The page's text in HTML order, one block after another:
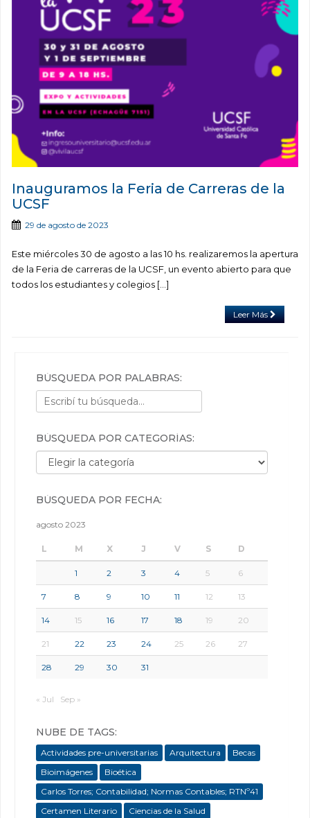
Inauguramos la Feria de Carreras de la
UCSF
29 de agosto de 2023
Este miércoles 30 de agosto a las 10 hs. realizaremos la apertura
de la Feria de carreras de la UCSF, un evento abierto para que
todos los estudiantes y colegios […]
Leer Más
BÚSQUEDA POR PALABRAS:
BÚSQUEDA POR CATEGORÍAS:
Búsqueda por categorías:
BÚSQUEDA POR FECHA:
agosto 2023
L M X J V S D
1 2 3 4 5 6
7 8 9 10 11 12 13
14 15 16 17 18 19 20
21 22 23 24 25 26 27
28 29 30 31
« Jul Sep »
NUBE DE TAGS:
Actividades pre-universitarias Arquitectura
Becas
Bioimágenes
Bioética
Carlos Torres; Contabilidad; Normas Contables; RTNº41
Certamen Literario
Ciencias de la Salud